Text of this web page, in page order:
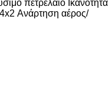
πετρέλαιο Ικανότητα
4x2 Ανάρτηση αέρος/